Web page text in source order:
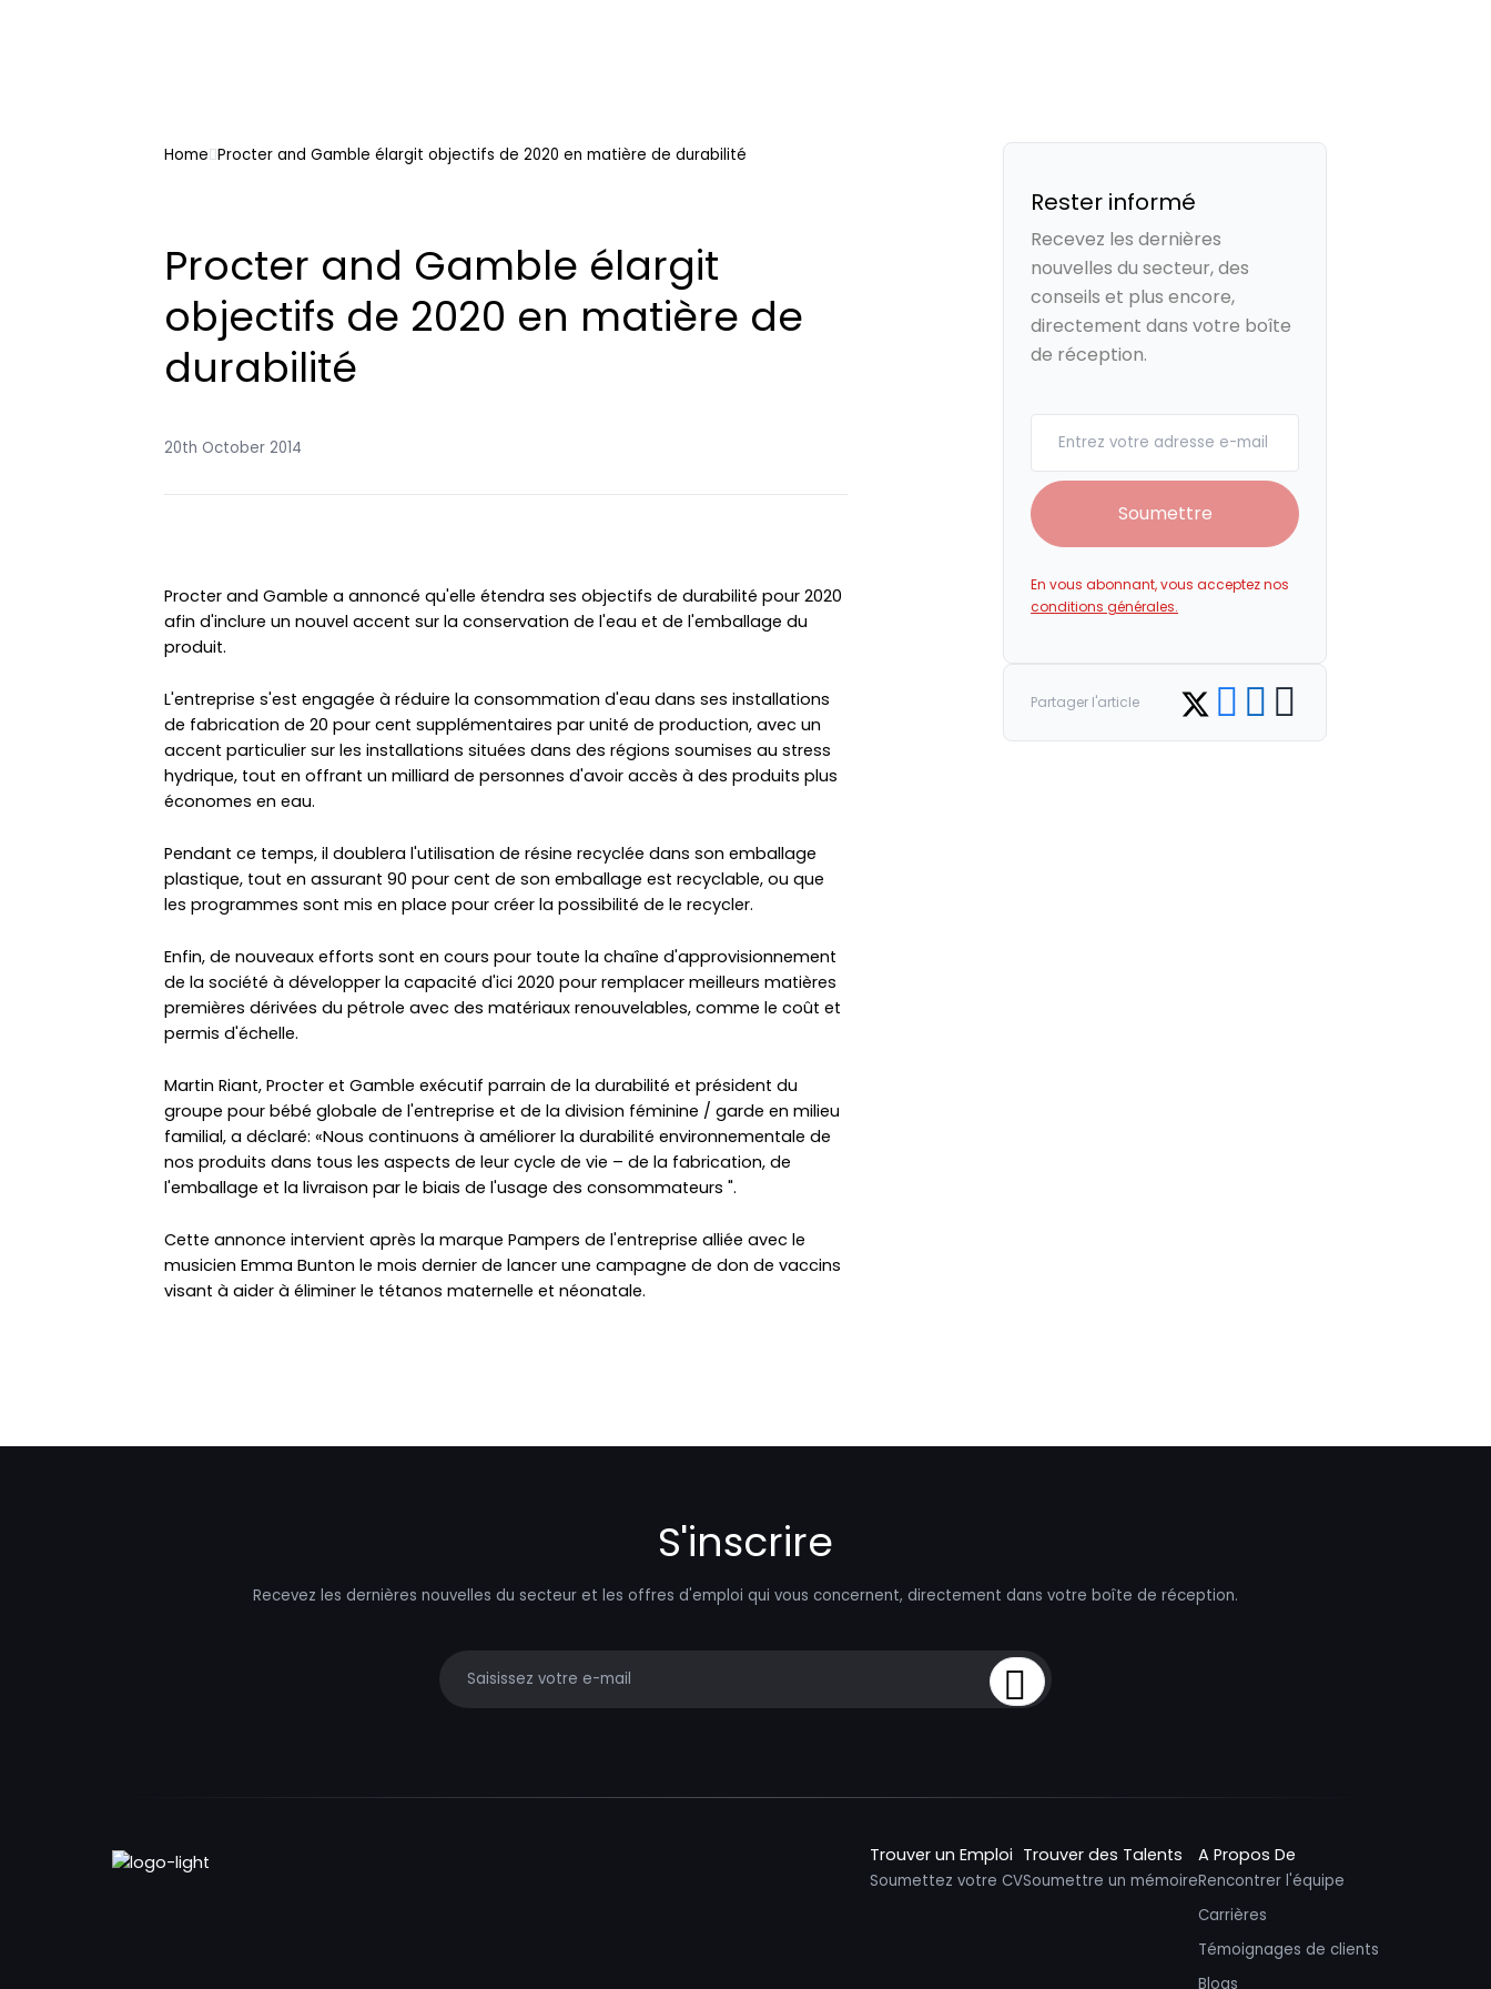
Home Procter and Gamble élargit objectifs de 2020 en matière de durabilité
Procter and Gamble élargit
objectifs de 2020 en matière de
durabilité
20th October 2014
Procter and Gamble a annoncé qu'elle étendra ses objectifs de durabilité pour 2020
afin d'inclure un nouvel accent sur la conservation de l'eau et de l'emballage du
produit.
L'entreprise s'est engagée à réduire la consommation d'eau dans ses installations
de fabrication de 20 pour cent supplémentaires par unité de production, avec un
accent particulier sur les installations situées dans des régions soumises au stress
hydrique, tout en offrant un milliard de personnes d'avoir accès à des produits plus
économes en eau.
Pendant ce temps, il doublera l'utilisation de résine recyclée dans son emballage
plastique, tout en assurant 90 pour cent de son emballage est recyclable, ou que
les programmes sont mis en place pour créer la possibilité de le recycler.
Enfin, de nouveaux efforts sont en cours pour toute la chaîne d'approvisionnement
de la société à développer la capacité d'ici 2020 pour remplacer meilleurs matières
premières dérivées du pétrole avec des matériaux renouvelables, comme le coût et
permis d'échelle.
Martin Riant, Procter et Gamble exécutif parrain de la durabilité et président du
groupe pour bébé globale de l'entreprise et de la division féminine / garde en milieu
familial, a déclaré: «Nous continuons à améliorer la durabilité environnementale de
nos produits dans tous les aspects de leur cycle de vie – de la fabrication, de
l'emballage et la livraison par le biais de l'usage des consommateurs ".
Cette annonce intervient après la marque Pampers de l'entreprise alliée avec le
musicien Emma Bunton le mois dernier de lancer une campagne de don de vaccins
visant à aider à éliminer le tétanos maternelle et néonatale.
Rester informé
Recevez les dernières
nouvelles du secteur, des
conseils et plus encore,
directement dans votre boîte
de réception.
Soumettre
En vous abonnant, vous acceptez nos
conditions générales.
Partager l'article Share on Twitter
Share on Facebook
Share on LinkedIn
Copy link
S'inscrire
Recevez les dernières nouvelles du secteur et les offres d'emploi qui vous concernent, directement dans votre boîte de réception.
Sign Up
Trouver un Emploi
Soumettez votre CV
Trouver des Talents
Soumettre un mémoire
A Propos De
Rencontrer l'équipe
Carrières
Témoignages de clients
Blogs